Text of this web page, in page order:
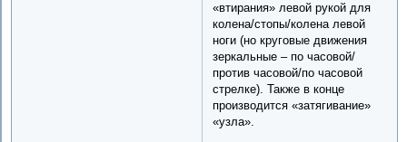
«втирания» левой рукой для
колена/стопы/колена левой
ноги (но круговые движения
зеркальные – по часовой/
против часовой/по часовой
стрелке). Также в конце
производится «затягивание»
«узла».